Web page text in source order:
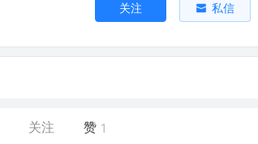
关注 私信
关注 赞 1